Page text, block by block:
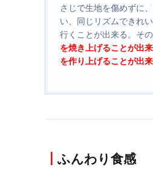
さじで生地を傷めずに
い、同じリズムできれ
行くことが出来る。そ
を焼き上げることが出
を作り上げることが出来
┃ ふんわり食感